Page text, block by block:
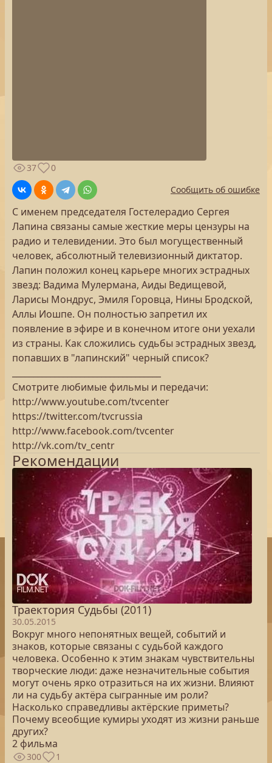
37
0
Сообщить об ошибке
С именем председателя Гостелерадио Сергея
Лапина связаны самые жесткие меры цензуры на
радио и телевидении. Это был могущественный
человек, абсолютный телевизионный диктатор.
Лапин положил конец карьере многих эстрадных
звезд: Вадима Мулермана, Аиды Ведищевой,
Ларисы Мондрус, Эмиля Горовца, Нины Бродской,
Аллы Иошпе. Он полностью запретил их
появление в эфире и в конечном итоге они уехали
из страны. Как сложились судьбы эстрадных звезд,
попавших в "лапинский" черный список?
Смотрите любимые фильмы и передачи:
http://www.youtube.com/tvcenter
https://twitter.com/tvcrussia
http://www.facebook.com/tvcenter
http://vk.com/tv_centr
Рекомендации
Траектория Судьбы (2011)
30.05.2015
Вокруг много непонятных вещей, событий и
знаков, которые связаны с судьбой каждого
человека. Особенно к этим знакам чувствительны
творческие люди: даже незначительные события
могут очень ярко отразиться на их жизни. Влияют
ли на судьбу актёра сыгранные им роли?
Насколько справедливы актёрские приметы?
Почему всеобщие кумиры уходят из жизни раньше
других?
2 фильма
300 1